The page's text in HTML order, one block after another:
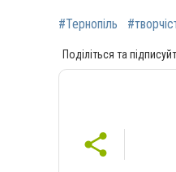
#Тернопіль
Поділіться та